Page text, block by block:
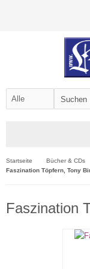
Startseite Bücher & CDs
Faszination Töpfern, Tony
Faszination